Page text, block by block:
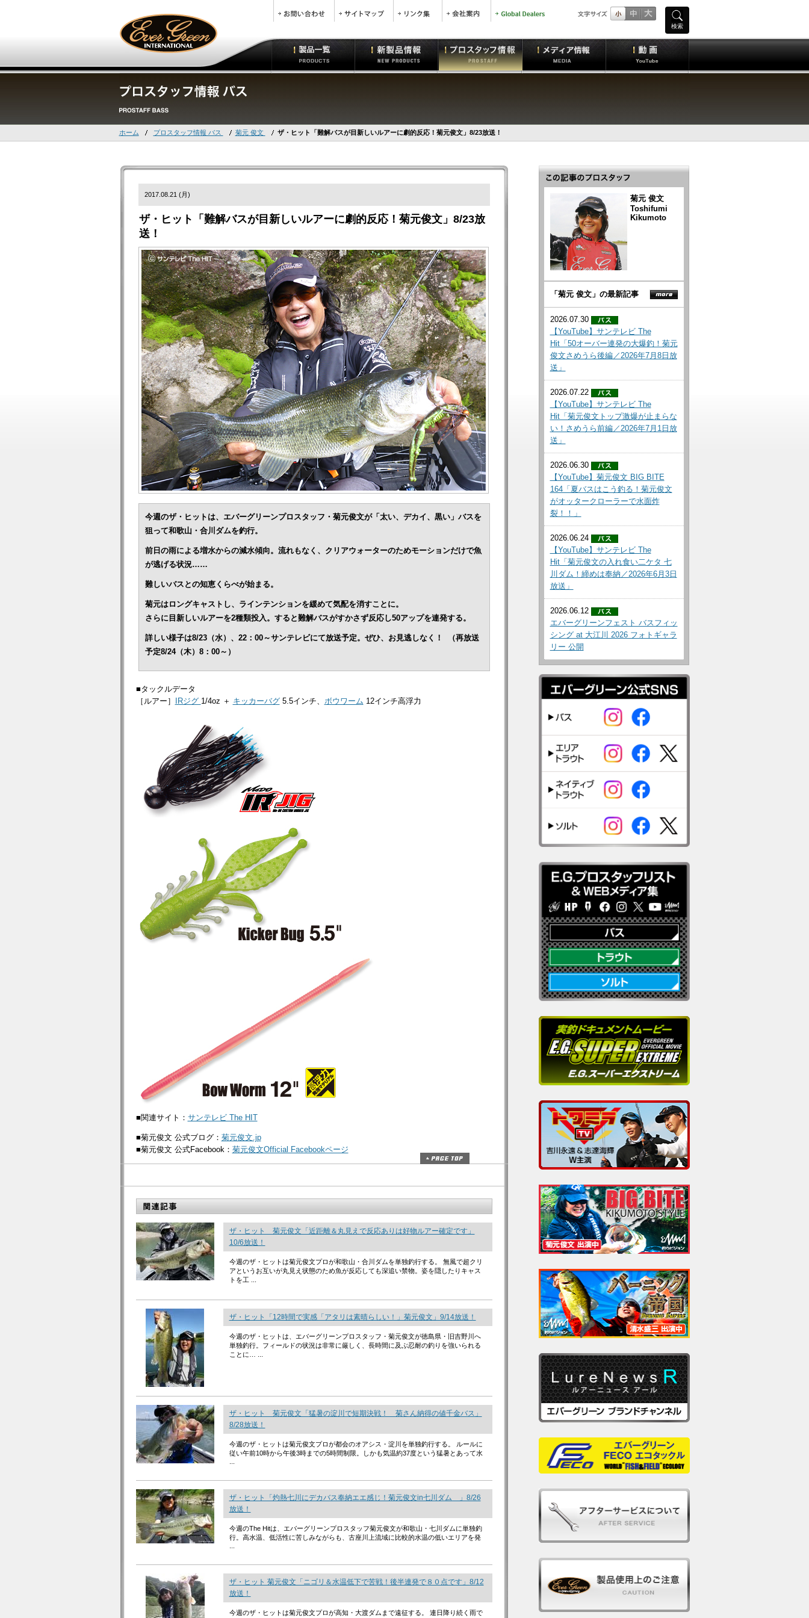
検索
ホーム プロスタッフ情報 バス 菊元 俊文 ザ・ヒット「難解バスが目新しいルアーに劇的反応！菊元俊文」8/23放送！
2017.08.21 (月)
ザ・ヒット「難解バスが目新しいルアーに劇的反応！菊元俊文」8/23放
送！
今週のザ・ヒットは、エバーグリーンプロスタッフ・菊元俊文が「太い、デカイ、黒い」バスを
狙って和歌山・合川ダムを釣行。
前日の雨による増水からの減水傾向。流れもなく、クリアウォーターのためモーションだけで魚
が逃げる状況……
難しいバスとの知恵くらべが始まる。
菊元はロングキャストし、ラインテンションを緩めて気配を消すことに。
さらに目新しいルアーを2種類投入。すると難解バスがすかさず反応し50アップを連発する。
詳しい様子は8/23（水）、22：00～サンテレビにて放送予定。ぜひ、お見逃しなく！ （再放送
予定8/24（木）8：00～）
■タックルデータ
［ルアー］
IRジグ 1/4oz ＋ キッカーバグ5.5インチ、 ボウワーム 12インチ高浮力
■関連サイト： サンテレビ The HIT
■菊元俊文 公式ブログ： 菊元俊文.jp
■菊元俊文 公式Facebook： 菊元俊文Official Facebookページ
ザ・ヒット 菊元俊文「近距離＆丸見えで反応ありは好物ルアー確定です」
10/6放送！
今週のザ・ヒットは菊元俊文プロが和歌山・合川ダムを単独釣行する。 無風で超クリ
アというお互いが丸見え状態のため魚が反応しても深追い禁物。姿を隠したりキャス
トを工 ...
ザ・ヒット「12時間で実感「アタリは素晴らしい！」菊元俊文」9/14放送！
今週のザ・ヒットは、エバーグリーンプロスタッフ・菊元俊文が徳島県・旧吉野川へ
単独釣行。フィールドの状況は非常に厳しく、長時間に及ぶ忍耐の釣りを強いられる
ことに… ...
ザ・ヒット 菊元俊文「猛暑の淀川で短期決戦！ 菊さん納得の値千金バス」
8/28放送！
今週のザ・ヒットは菊元俊文プロが都会のオアシス・淀川を単独釣行する。 ルールに
従い午前10時から午後3時までの5時間制限。しかも気温約37度という猛暑とあって水
ザ・ヒット「灼熱七川にデカバス奉納エエ感じ！菊元俊文in七川ダム 」8/26
放送！
今週のThe Hitは、エバーグリーンプロスタッフ菊元俊文が和歌山・七川ダムに単独釣
行。高水温、低活性に苦しみながらも、古座川上流域に比較的水温の低いエリアを発
ザ・ヒット 菊元俊文「ニゴリ＆水温低下で苦戦！後半連発で８０点です」8/12
放送！
今週のザ・ヒットは菊元俊文プロが高知・大渡ダムまで遠征する。 連日降り続く雨で
菊元 俊文
Toshifumi
Kikumoto
「菊元 俊文」の最新記事
2026.07.30
【YouTube】サンテレビ The
Hit「50オーバー連発の大爆釣！菊元
俊文さめうら後編／2026年7月8日放
送」
2026.07.22
【YouTube】サンテレビ The
Hit「菊元俊文トップ激爆が止まらな
い！さめうら前編／2026年7月1日放
送」
2026.06.30
【YouTube】菊元俊文 BIG BITE
164「夏バスはこう釣る！菊元俊文
がオッタークローラーで水面炸
裂！！」
2026.06.24
【YouTube】サンテレビ The
Hit「菊元俊文の入れ食い二ケタ 七
川ダム！締めは奉納／2026年6月3日
放送」
2026.06.12
エバーグリーンフェスト バスフィッ
シング at 大江川 2026 フォトギャラ
リー 公開